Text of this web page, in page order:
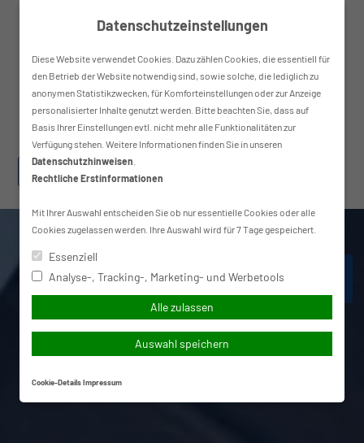
content
Suchen
nach:
↩ Zurück zur Übersicht
Datenschutzeinstellungen
Diese Website verwendet Cookies. Dazu zählen Cookies, die essentiell für
den Betrieb der Website notwendig sind, sowie solche, die lediglich zu
anonymen Statistikzwecken, für Komforteinstellungen oder zur Anzeige
personalisierter Inhalte genutzt werden. Bitte beachten Sie, dass auf
Basis Ihrer Einstellungen evtl. nicht mehr alle Funktionalitäten zur
Verfügung stehen. Weitere Informationen finden Sie in unseren
Datenschutzhinweisen
Rechtliche Erstinformationen
Mit Ihrer Auswahl entscheiden Sie ob nur essentielle Cookies oder alle
Cookies zugelassen werden. Ihre Auswahl wird für 7 Tage gespeichert.
Essenziell
Analyse-, Tracking-, Marketing- und Werbetools
Alle zulassen
Auswahl speichern
Cookie-DetailsImpressum